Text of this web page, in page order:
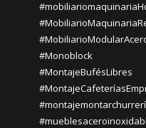
#Monoblock
#MontajeBufésLibres